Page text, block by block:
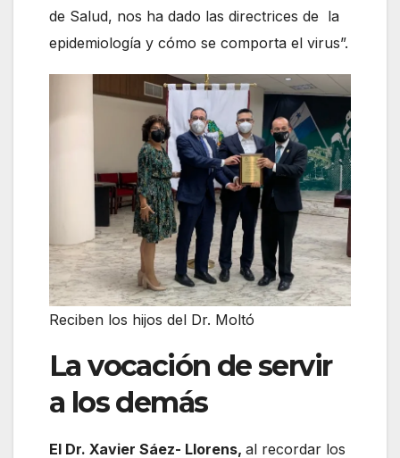
de Salud, nos ha dado las directrices de la
epidemiología y cómo se comporta el virus”.
Reciben los hijos del Dr. Moltó
La vocación de servir
a los demás
El Dr. Xavier Sáez- Llorens, al recordar los